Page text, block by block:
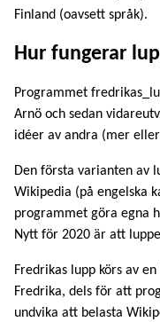
Finland (oavsett språk).
Hur fungerar
Programmet
Arnö och sedan
idéer av andra (mer
Den första varianten av
Wikipedia (på engelska
programmet göra egna
Nytt för 2020 är att
Fredrikas lupp körs av
Fredrika, dels för att
undvika att belasta